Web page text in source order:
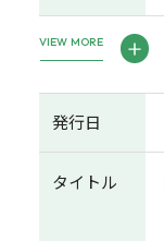
VIEW MORE
発行日
タイトル